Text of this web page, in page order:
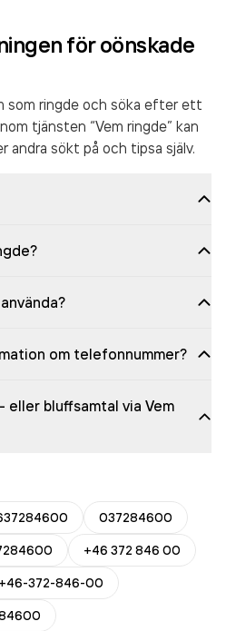
för oönskade
som ringde och söka efter ett
tjänsten “Vem ringde” kan
andra sökt på och tipsa själv.
om telefonnummer?
eller bluffsamtal via Vem
037284600
+46 372 846 00
372-846-00